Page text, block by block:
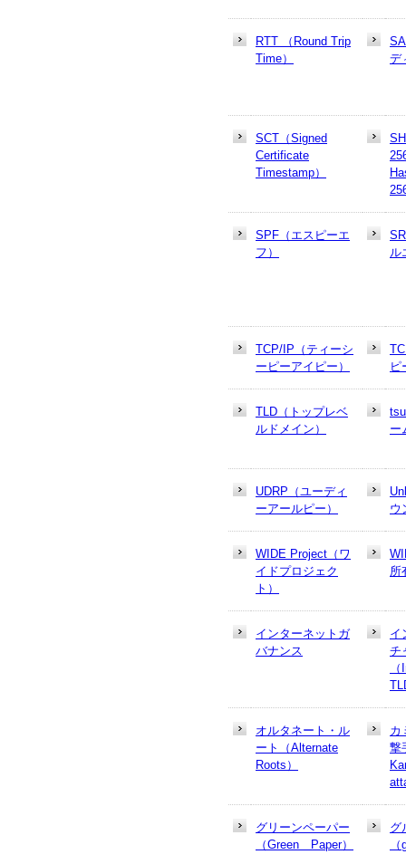
RTT （Round Trip
Time）
デ
SCT（Signed
Certificate
Timestamp）
SPF（エスピーエ
フ）
ル
TCP/IP（ティーシ
ーピーアイピー）
ピ
TLD（トップレベ
ルドメイン）
ー
UDRP（ユーディ
ーアールピー）
ウ
WIDE Project（ワ
イドプロジェク
ト）
所
インターネットガ
バナンス
イ
チ
オルタネート・ル
ート（Alternate
Roots）
カ
撃
グリーンペーパー
（Green Paper）
グ